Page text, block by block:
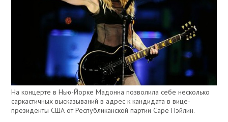
На концерте в Нью-Йорке Мадонна позволила себе несколько
саркастичных высказываний в адрес к кандидата в вице-
президенты США от Республиканской партии Саре Пэйлин.